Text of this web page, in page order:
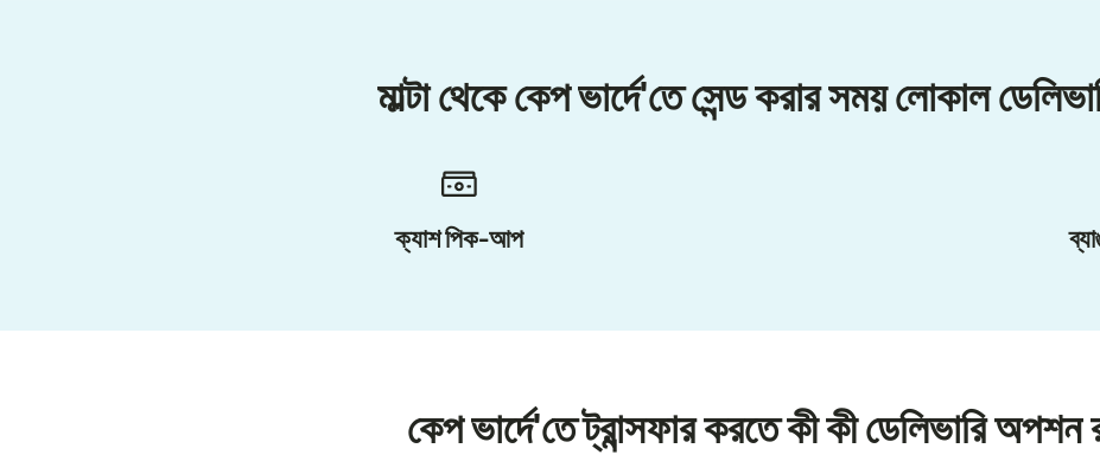
মাল্টা থেকে কেপ ভার্দে'তে সেন্ড করার সময় লোকাল
ক্যাশ পিক-আপ
কেপ ভার্দে'তে ট্রান্সফার করতে কী কী ডেলিভারি অপশন